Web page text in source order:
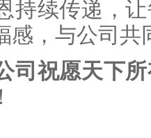
持续传递，
感，与公司共
司祝愿天下
！